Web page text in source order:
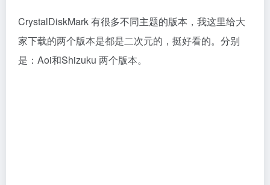
CrystalDiskMark 有很多不同主题的版本，我这里给大
家下载的两个版本是都是二次元的，挺好看的。分别
是：Aoi和Shizuku 两个版本。